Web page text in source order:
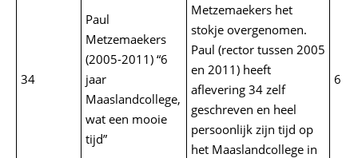
34
Paul
Metzemaekers
(2005-2011) “6
jaar
Maaslandcollege,
wat een mooie
tijd”
Metzemaekers het
stokje overgenomen.
Paul (rector tussen 2005
en 2011) heeft
aflevering 34 zelf
geschreven en heel
persoonlijk zijn tijd op
het Maaslandcollege in
6